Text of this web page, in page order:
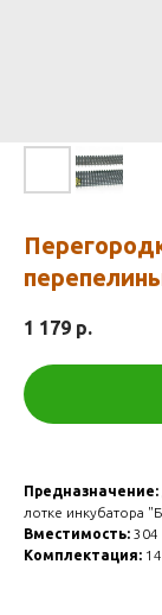
1 179 р.
Предназначение:
лотке инкубатора
Вместимость: 304
Комплектация: